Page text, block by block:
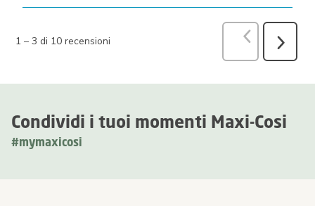
Condividi i tuoi momenti Maxi-Cosi
#mymaxicosi
1 – 3 di 10 recensioni Precedente